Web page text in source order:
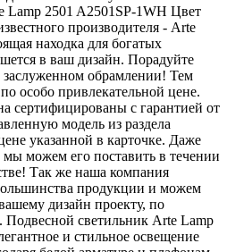
Lamp 2501 A2501SP-1WH Цвет
производителя - Arte
находка для богатых
в ваш дизайн. Порадуйте
обрамлении! Тем
особо привлекательной цене.
сертифицированы с гарантией от
модель из раздела
указанной в карточке. Даже
мы можем его поставить в течении
Так же наша компания
продукции и можем
дизайн проекту, по
Подвесной светильник Arte Lamp
и стильное освещение